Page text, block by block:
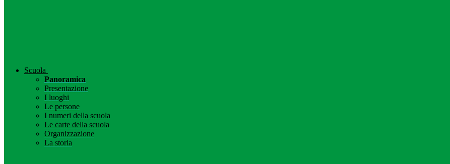
Scuola
Panoramica
Presentazione
I luoghi
Le persone
I numeri della scuola
Le carte della scuola
Organizzazione
La storia